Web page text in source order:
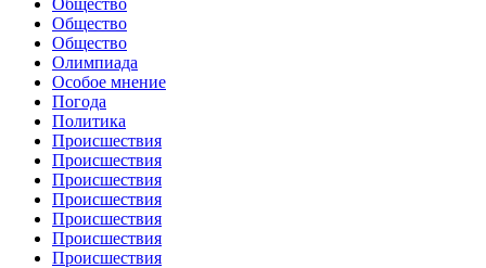
Общество
Общество
Олимпиада
Особое мнение
Погода
Политика
Происшествия
Происшествия
Происшествия
Происшествия
Происшествия
Происшествия
Происшествия